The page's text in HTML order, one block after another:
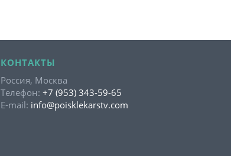
КОНТАКТЫ
Россия, Москва
Телефон: +7 (953) 343-59-65
E-mail: info@poisklekarstv.com